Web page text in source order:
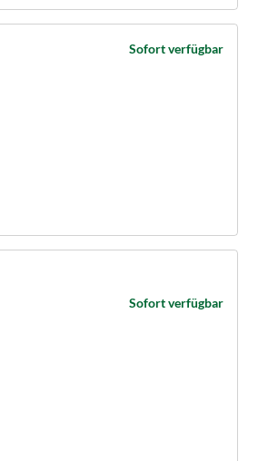
Sofort verfügbar
Sofort verfügbar